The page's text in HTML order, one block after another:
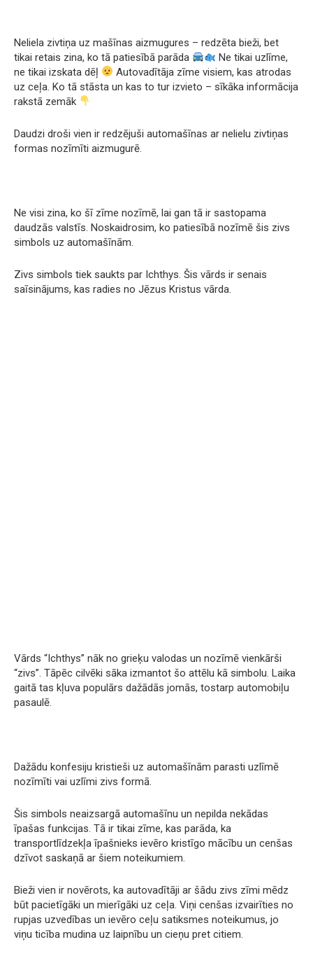
Neliela zivtiņa uz mašīnas aizmugures – redzēta bieži, bet
tikai retais zina, ko tā patiesībā parāda
Ne tikai uzlīme,
ne tikai izskata dēļ
Autovadītāja zīme visiem, kas atrodas
uz ceļa. Ko tā stāsta un kas to tur izvieto – sīkāka informācija
rakstā zemāk
Daudzi droši vien ir redzējuši automašīnas ar nelielu zivtiņas
formas nozīmīti aizmugurē.
Ne visi zina, ko šī zīme nozīmē, lai gan tā ir sastopama
daudzās valstīs. Noskaidrosim, ko patiesībā nozīmē šis zivs
simbols uz automašīnām.
Zivs simbols tiek saukts par Ichthys. Šis vārds ir senais
saīsinājums, kas radies no Jēzus Kristus vārda.
Vārds “Ichthys” nāk no grieķu valodas un nozīmē vienkārši
“zivs”. Tāpēc cilvēki sāka izmantot šo attēlu kā simbolu. Laika
gaitā tas kļuva populārs dažādās jomās, tostarp automobiļu
pasaulē.
Dažādu konfesiju kristieši uz automašīnām parasti uzlīmē
nozīmīti vai uzlīmi zivs formā.
Šis simbols neaizsargā automašīnu un nepilda nekādas
īpašas funkcijas. Tā ir tikai zīme, kas parāda, ka
transportlīdzekļa īpašnieks ievēro kristīgo mācību un cenšas
dzīvot saskaņā ar šiem noteikumiem.
Bieži vien ir novērots, ka autovadītāji ar šādu zivs zīmi mēdz
būt pacietīgāki un mierīgāki uz ceļa. Viņi cenšas izvairīties no
rupjas uzvedības un ievēro ceļu satiksmes noteikumus, jo
viņu ticība mudina uz laipnību un cieņu pret citiem.